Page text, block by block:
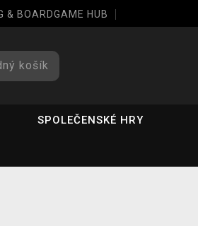
& BOARDGAME HUB
košík
SPOLEČENSKÉ HRY